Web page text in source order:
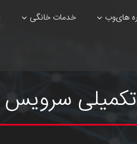
های‌وب خدمات خانگی
سرویس تمدید